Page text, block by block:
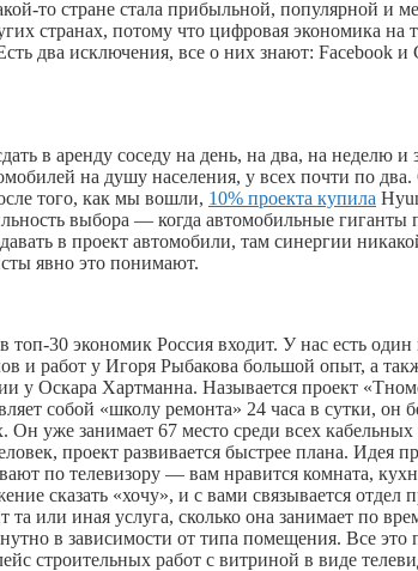
то стране стала прибыльной, популярной и
странах, потому что цифровая экономика на
два исключения, все о них знают: Facebook
в аренду соседу на день, на два, на неделю и
на душу населения, у всех почти по
того, как мы вошли, 10% проекта купила
выбора — когда автомобильные гиганты
в проект автомобили, там синергии
явно это понимают.
30 экономик Россия входит. У нас есть один
и работ у Игоря Рыбакова большой опыт, а
у Оскара Хартманна. Называется проект
собой «школу ремонта» 24 часа в сутки, он
уже занимает 67 место среди всех
проект развивается быстрее плана. Идея
по телевизору — вам нравится комната,
сказать «хочу», и с вами связывается отдел
та или иная услуга, сколько она занимает по
в зависимости от типа помещения. Все это
строительных работ с витриной в виде